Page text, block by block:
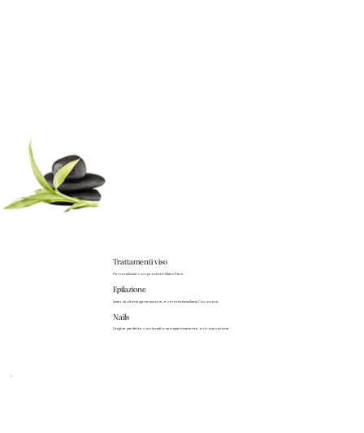
Trattamenti viso
Personalizzati con prodotti Matis Paris
Epilazione
Laser di ultima generazione, e ceretta brasiliana Cococera
Nails
Unghie perfette con smalto semipermanente o ricostruzione